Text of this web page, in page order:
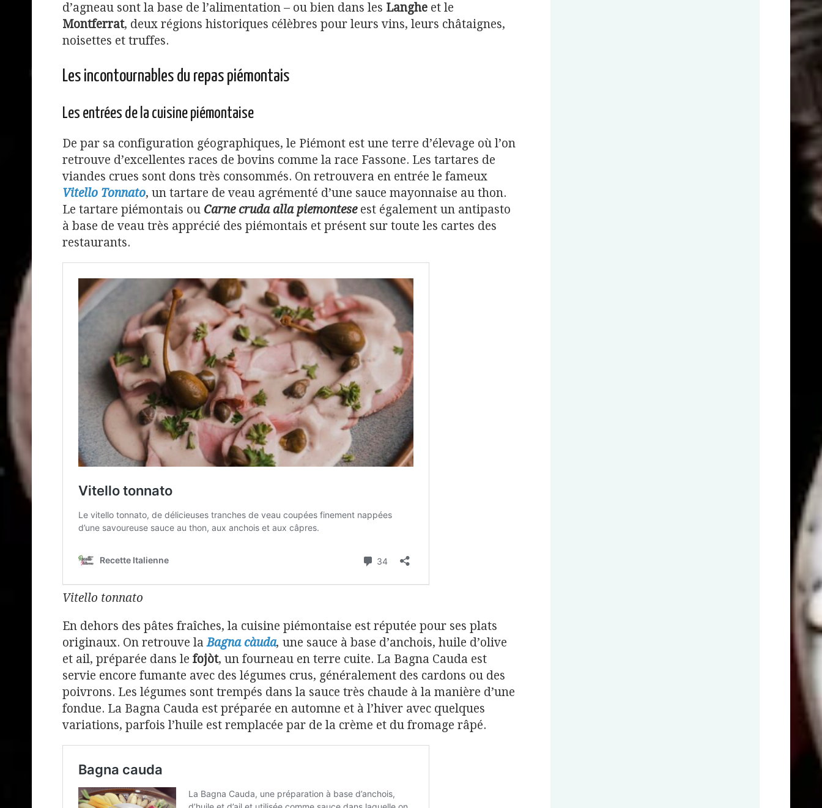
d’agneau sont la base de l’alimentation – ou bien dans les Langhe et le
Montferrat, deux régions historiques célèbres pour leurs vins, leurs châtaignes,
noisettes et truffes.
Les incontournables du repas piémontais
Les entrées de la cuisine piémontaise
De par sa configuration géographiques, le Piémont est une terre d’élevage où l’on
retrouve d’excellentes races de bovins comme la race Fassone. Les tartares de
viandes crues sont dons très consommés. On retrouvera en entrée le fameux
Vitello Tonnato, un tartare de veau agrémenté d’une sauce mayonnaise au thon.
Le tartare piémontais ou Carne cruda alla piemontese est également un antipasto
à base de veau très apprécié des piémontais et présent sur toute les cartes des
restaurants.
Vitello tonnato
En dehors des pâtes fraîches, la cuisine piémontaise est réputée pour ses plats
originaux. On retrouve laBagna càuda, une sauce à base d’anchois, huile d’olive
et ail, préparée dans le fojòt, un fourneau en terre cuite. La Bagna Cauda est
servie encore fumante avec des légumes crus, généralement des cardons ou des
poivrons. Les légumes sont trempés dans la sauce très chaude à la manière d’une
fondue. La Bagna Cauda est préparée en automne et à l’hiver avec quelques
variations, parfois l’huile est remplacée par de la crème et du fromage râpé.